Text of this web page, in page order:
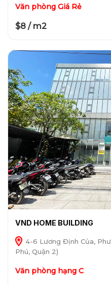
Văn phòng Giá Rẻ
$8 / m2
VND HOME BUILDING
4-6 Lương Định Của,
Phú, Quận 2)
Văn phòng hạng C